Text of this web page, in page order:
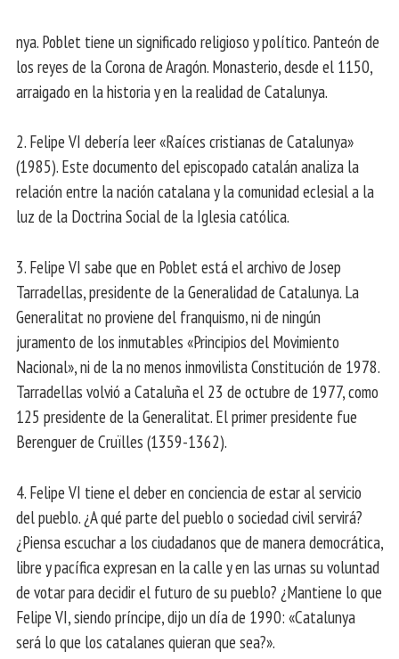
nya. Poblet tiene un significado religioso y político. Panteón de
los reyes de la Corona de Aragón. Monasterio, desde el 1150,
arraigado en la historia y en la realidad de Catalunya.
2. Felipe VI debería leer «Raíces cristianas de Catalunya»
(1985). Este documento del episcopado catalán analiza la
relación entre la nación catalana y la comunidad eclesial a la
luz de la Doctrina Social de la Iglesia católica.
3. Felipe VI sabe que en Poblet está el archivo de Josep
Tarradellas, presidente de la Generalidad de Catalunya. La
Generalitat no proviene del franquismo, ni de ningún
juramento de los inmutables «Principios del Movimiento
Nacional», ni de la no menos inmovilista Constitución de 1978.
Tarradellas volvió a Cataluña el 23 de octubre de 1977, como
125 presidente de la Generalitat. El primer presidente fue
Berenguer de Cruïlles (1359-1362).
4. Felipe VI tiene el deber en conciencia de estar al servicio
del pueblo. ¿A qué parte del pueblo o sociedad civil servirá?
¿Piensa escuchar a los ciudadanos que de manera democrática,
libre y pacífica expresan en la calle y en las urnas su voluntad
de votar para decidir el futuro de su pueblo? ¿Mantiene lo que
Felipe VI, siendo príncipe, dijo un día de 1990: «Catalunya
será lo que los catalanes quieran que sea?».